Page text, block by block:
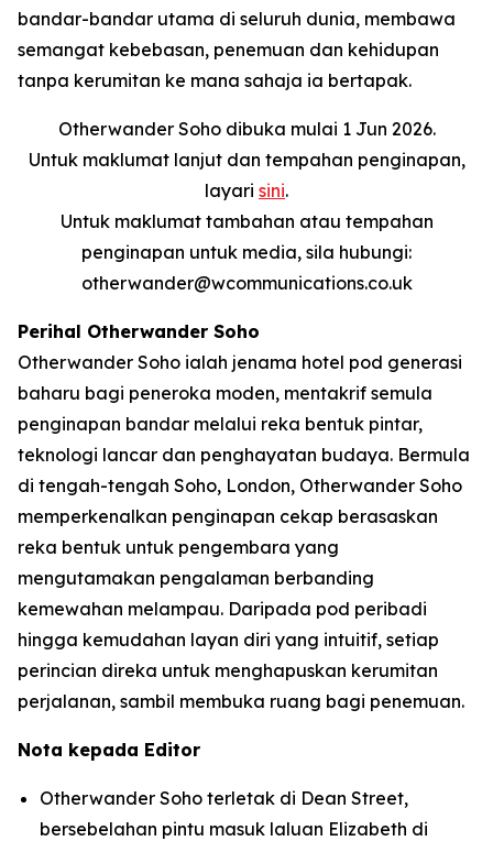
bandar-bandar utama di seluruh dunia, membawa
semangat kebebasan, penemuan dan kehidupan
tanpa kerumitan ke mana sahaja ia bertapak.
Otherwander Soho dibuka mulai 1 Jun 2026.
Untuk maklumat lanjut dan tempahan penginapan,
layari sini.
Untuk maklumat tambahan atau tempahan
penginapan untuk media, sila hubungi:
otherwander@wcommunications.co.uk
Perihal Otherwander Soho
Otherwander Soho ialah jenama hotel pod generasi
baharu bagi peneroka moden, mentakrif semula
penginapan bandar melalui reka bentuk pintar,
teknologi lancar dan penghayatan budaya. Bermula
di tengah-tengah Soho, London, Otherwander Soho
memperkenalkan penginapan cekap berasaskan
reka bentuk untuk pengembara yang
mengutamakan pengalaman berbanding
kemewahan melampau. Daripada pod peribadi
hingga kemudahan layan diri yang intuitif, setiap
perincian direka untuk menghapuskan kerumitan
perjalanan, sambil membuka ruang bagi penemuan.
Nota kepada Editor
Otherwander Soho terletak di Dean Street,
bersebelahan pintu masuk laluan Elizabeth di